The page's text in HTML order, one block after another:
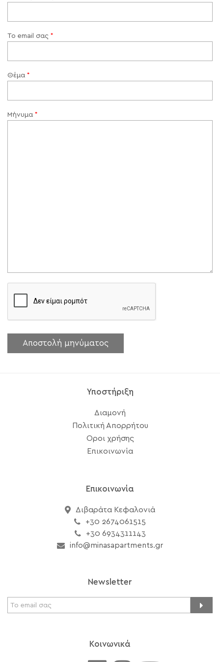
Το email σας
Θέμα
Μήνυμα
Υποστήριξη
Διαμονή
Πολιτική Απορρήτου
Οροι χρήσης
Επικοινωνία
Επικοινωνία
Διβαράτα Κεφαλονιά
+30 2674061515
+30 6934311143
info@minasapartments.gr
Newsletter
Κοινωνικά